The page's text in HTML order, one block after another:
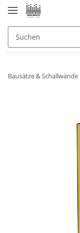
Bausätze & Schallwände